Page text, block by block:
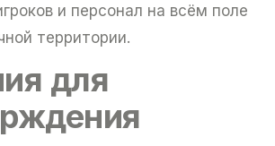
и персонал на всём поле
территории.
для